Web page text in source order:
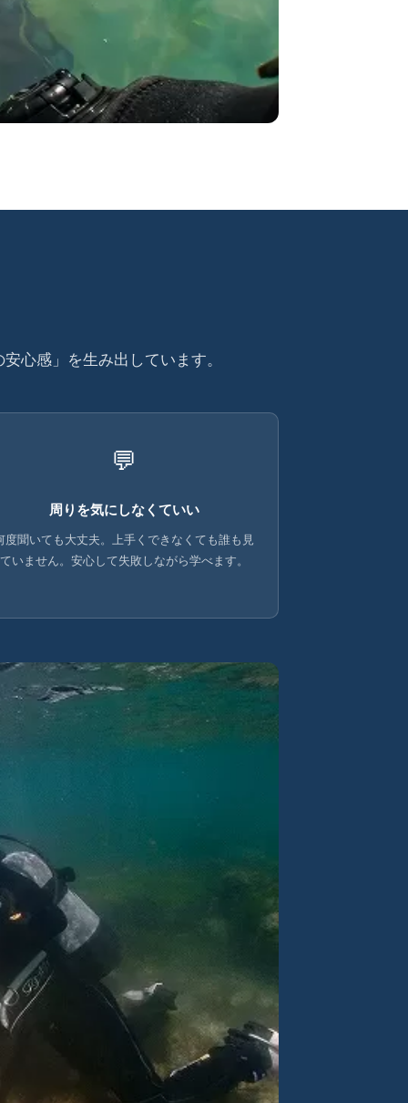
心感」を生み出しています。
💬
周りを気にしなくていい
度聞いても大丈夫。上手くできなくても誰も見
ていません。安心して失敗しながら学べます。